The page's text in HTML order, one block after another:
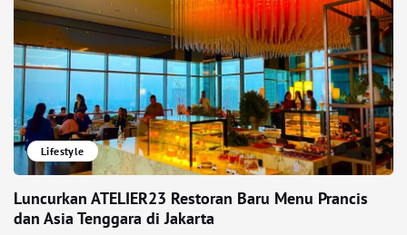
Lifestyle
Luncurkan ATELIER23 Restoran Baru Menu Prancis
dan Asia Tenggara di Jakarta